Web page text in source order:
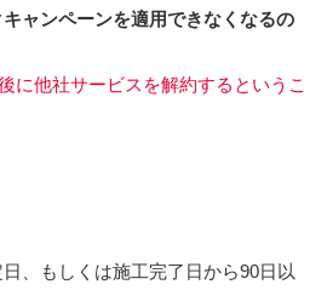
ャンペーンを適用できなくなるの
に他社サービスを解約するというこ
、もしくは施工完了日から90日以